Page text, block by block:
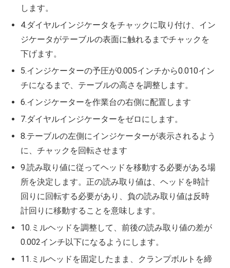
します。
4.ダイヤルインジケータをチャックに取り付け、イン
ジケータがテーブルの表面に触れるまでチャックを
下げます。
5.インジケーターの予圧が0.005インチから0.010イン
チになるまで、テーブルの高さを調整します。
6.インジケーターを作業台の右側に配置します
7.ダイヤルインジケーターをゼロにします。
8.テーブルの左側にインジケーターが表示されるよう
に、チャックを回転させます
9.読み取り値に従ってヘッドを移動する必要がある場
所を決定します。正の読み取り値は、ヘッドを時計
回りに回転する必要があり、負の読み取り値は反時
計回りに移動することを意味します。
10.ミルヘッドを調整して、前後の読み取り値の差が
0.002インチ以下になるようにします。
11.ミルヘッドを固定したまま、クランプボルトを締